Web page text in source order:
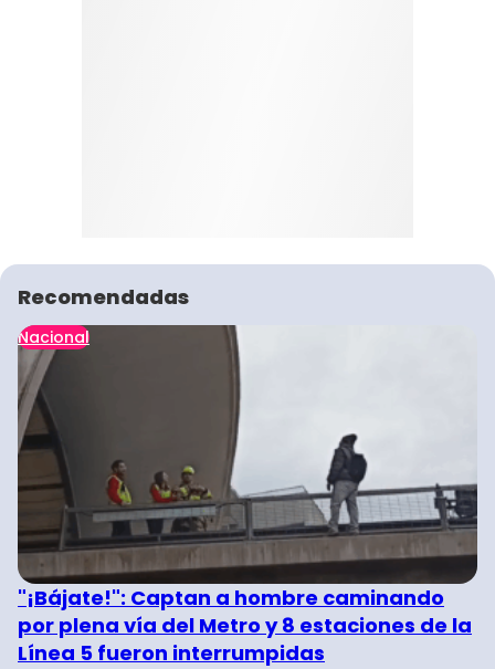
Recomendadas
Nacional
"¡Bájate!": Captan a hombre caminando
por plena vía del Metro y 8 estaciones de la
Línea 5 fueron interrumpidas